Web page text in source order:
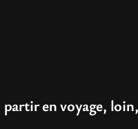
partir en voyage,